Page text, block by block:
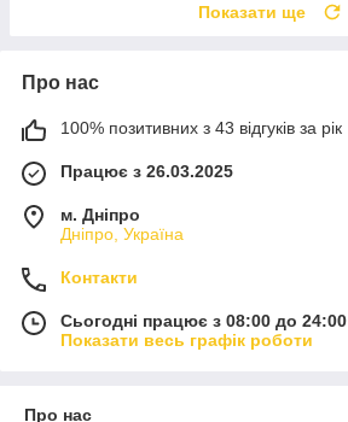
Показати ще
Про нас
100% позитивних з 43 відгуків за рік
Працює з 26.03.2025
м. Дніпро
Дніпро, Україна
Контакти
Сьогодні працює з 08:00 до 24:00
Показати весь графік роботи
Про нас